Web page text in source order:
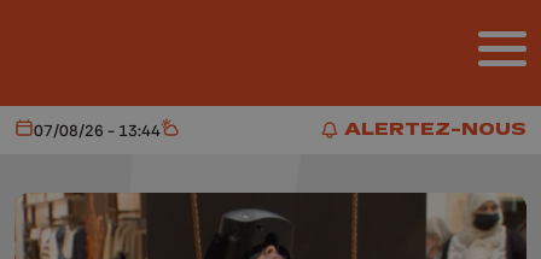
ALERTEZ-NOUS
ALERTEZ-NOUS
Aujourd'hui
07/08/26 - 13:44 Météo